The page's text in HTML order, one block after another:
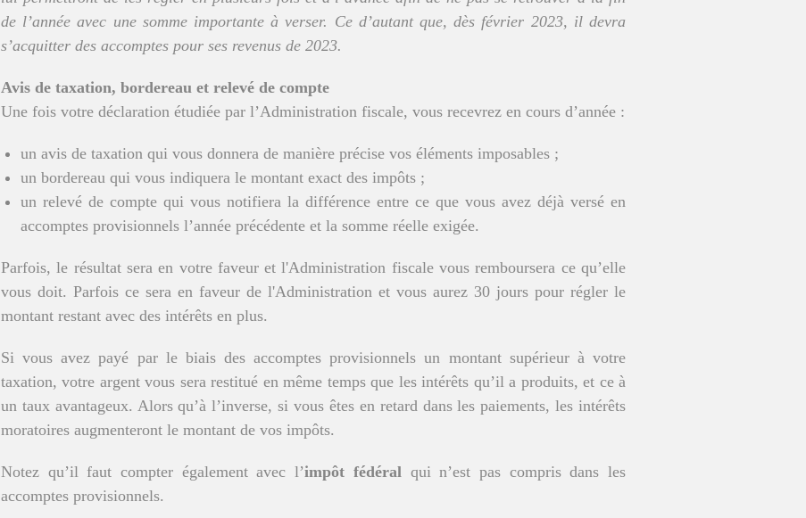
de l’année avec une somme importante à verser. Ce d’autant que, dès février 2023, il devra
s’acquitter des accomptes pour ses revenus de 2023.
Avis de taxation, bordereau et relevé de compte
Une fois votre déclaration étudiée par l’Administration fiscale, vous recevrez en cours d’année :
un avis de taxation qui vous donnera de manière précise vos éléments imposables ;
un bordereau qui vous indiquera le montant exact des impôts ;
un relevé de compte qui vous notifiera la différence entre ce que vous avez déjà versé en
accomptes provisionnels l’année précédente et la somme réelle exigée.
Parfois, le résultat sera en votre faveur et l'Administration fiscale vous remboursera ce qu’elle
vous doit. Parfois ce sera en faveur de l'Administration et vous aurez 30 jours pour régler le
montant restant avec des intérêts en plus.
Si vous avez payé par le biais des accomptes provisionnels un montant supérieur à votre
taxation, votre argent vous sera restitué en même temps que les intérêts qu’il a produits, et ce à
un taux avantageux. Alors qu’à l’inverse, si vous êtes en retard dans les paiements, les intérêts
moratoires augmenteront le montant de vos impôts.
Notez qu’il faut compter également avec l’impôt fédéralqui n’est pas compris dans les
accomptes provisionnels.